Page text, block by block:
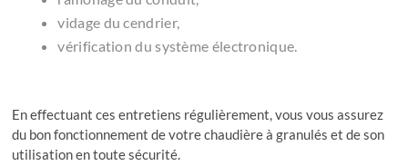
vidage du cendrier,
vérification du système électronique.
En effectuant ces entretiens régulièrement, vous vous assurez
du bon fonctionnement de votre chaudière à granulés et de son
utilisation en toute sécurité.